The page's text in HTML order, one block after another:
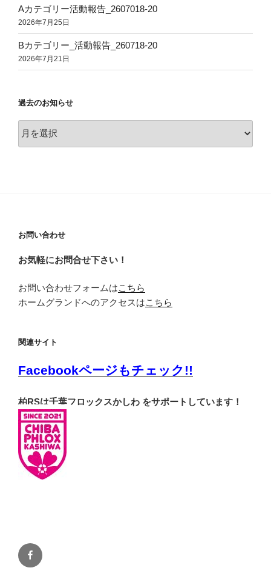
Aカテゴリー活動報告_2607018-20
2026年7月25日
Bカテゴリー_活動報告_260718-20
2026年7月21日
過去のお知らせ
去
お問い合わせ
お気軽にお問合せ下さい！
お問い合わせフォームはこちら
ホームグランドへのアクセスはこちら
関連サイト
Facebookページもチェック!!
柏RSは千葉フロックスかしわ をサポートしています！
Facebook